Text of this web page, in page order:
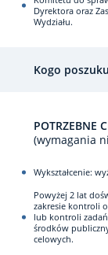
Dyrektora oraz
Wydziału.
Kogo
POTRZEBNE
(wymagania
Wykształcenie:
Powyżej 2 lat
zakresie kontroli
lub kontroli
środków
celowych.